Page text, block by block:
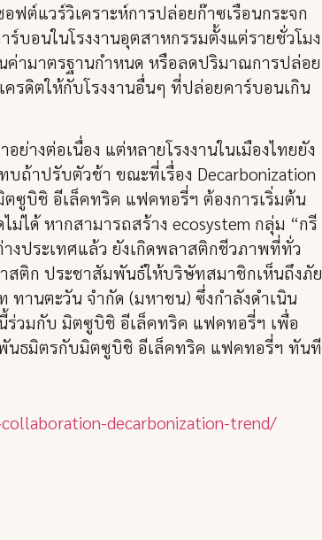
ฟต์แวร์วิเคราะห์การปล่อยก๊าซเรือนกระจก
บอนในโรงงานอุตสาหกรรมตั้งแต่รายชั่วโมง
ค่ามาตรฐานกำหนด หรือลดปริมาณการปล่อย
รดิตให้กับโรงงานอื่นๆ ที่ปล่อยคาร์บอนเกิน
างต่อเนื่อง แต่หลายโรงงานในเมืองไทยยัง
บถ้าปรับตัวช้า ขณะที่เรื่อง Decarbonization
ตซูบิชิ อีเล็คทริค แฟคทอรี่ฯ ต้องการเริ่มต้น
ด้ หากสามารถสร้าง ecosystem กลุ่ม “กรี
งประเทศแล้ว ยังเกิดพลาสติกชีวภาพที่ทั่ว
ติก ประชาสัมพันธ์ให้บริษัทสมาชิกเห็นถึงภัย
ทานตะวัน จำกัด (มหาชน) ซึ่งกำลังดำเนิน
ร่วมกับ มิตซูบิชิ อีเล็คทริค แฟคทอรี่ฯ เพื่อ
นธมิตรกับมิตซูบิชิ อีเล็คทริค แฟคทอรี่ฯ ทันที
decarbonization-trend/